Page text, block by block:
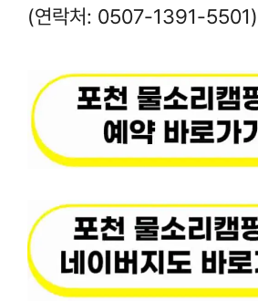
(연락처: 0507-1391-5501)